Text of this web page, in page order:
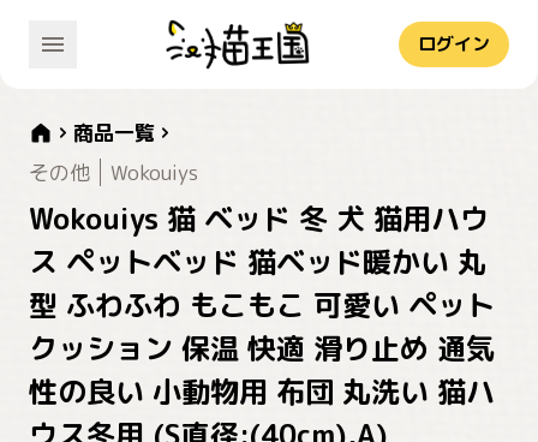
ログイン
商品一覧
その他
Wokouiys
Wokouiys 猫 ベッド 冬 犬 猫用ハウ
ス ペットベッド 猫ベッド暖かい 丸
型 ふわふわ もこもこ 可愛い ペット
クッション 保温 快適 滑り止め 通気
性の良い 小動物用 布団 丸洗い 猫ハ